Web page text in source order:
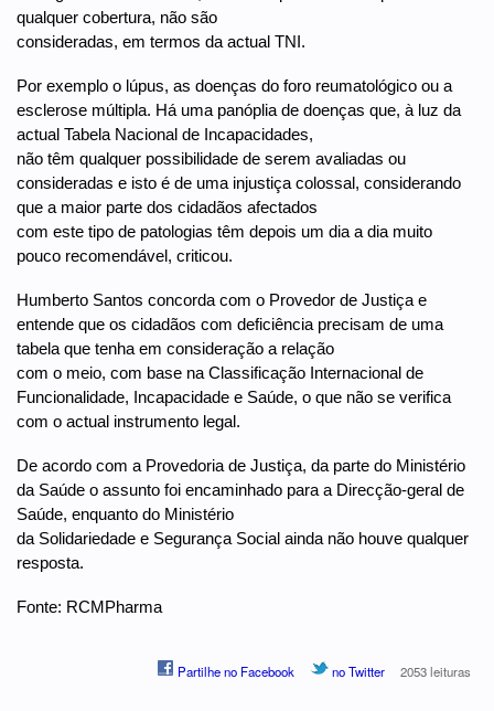
qualquer cobertura, não são
consideradas, em termos da actual TNI.
Por exemplo o lúpus, as doenças do foro reumatológico ou a
esclerose múltipla. Há uma panóplia de doenças que, à luz da
actual Tabela Nacional de Incapacidades,
não têm qualquer possibilidade de serem avaliadas ou
consideradas e isto é de uma injustiça colossal, considerando
que a maior parte dos cidadãos afectados
com este tipo de patologias têm depois um dia a dia muito
pouco recomendável, criticou.
Humberto Santos concorda com o Provedor de Justiça e
entende que os cidadãos com deficiência precisam de uma
tabela que tenha em consideração a relação
com o meio, com base na Classificação Internacional de
Funcionalidade, Incapacidade e Saúde, o que não se verifica
com o actual instrumento legal.
De acordo com a Provedoria de Justiça, da parte do Ministério
da Saúde o assunto foi encaminhado para a Direcção-geral de
Saúde, enquanto do Ministério
da Solidariedade e Segurança Social ainda não houve qualquer
resposta.
Fonte: RCMPharma
Partilhe no Facebook no Twitter 2053 leituras